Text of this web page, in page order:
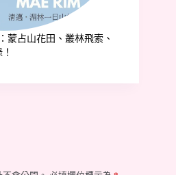
蒙占山花田、叢林飛索、